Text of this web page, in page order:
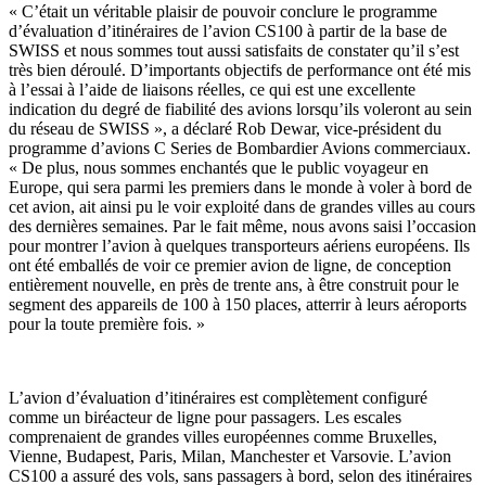
« C’était un véritable plaisir de pouvoir conclure le programme
d’évaluation d’itinéraires de l’avion CS100 à partir de la base de
SWISS et nous sommes tout aussi satisfaits de constater qu’il s’est
très bien déroulé. D’importants objectifs de performance ont été mis
à l’essai à l’aide de liaisons réelles, ce qui est une excellente
indication du degré de fiabilité des avions lorsqu’ils voleront au sein
du réseau de SWISS », a déclaré Rob Dewar, vice-président du
programme d’avions C Series de Bombardier Avions commerciaux.
« De plus, nous sommes enchantés que le public voyageur en
Europe, qui sera parmi les premiers dans le monde à voler à bord de
cet avion, ait ainsi pu le voir exploité dans de grandes villes au cours
des dernières semaines. Par le fait même, nous avons saisi l’occasion
pour montrer l’avion à quelques transporteurs aériens européens. Ils
ont été emballés de voir ce premier avion de ligne, de conception
entièrement nouvelle, en près de trente ans, à être construit pour le
segment des appareils de 100 à 150 places, atterrir à leurs aéroports
pour la toute première fois. »
L’avion d’évaluation d’itinéraires est complètement configuré
comme un biréacteur de ligne pour passagers. Les escales
comprenaient de grandes villes européennes comme Bruxelles,
Vienne, Budapest, Paris, Milan, Manchester et Varsovie. L’avion
CS100 a assuré des vols, sans passagers à bord, selon des itinéraires